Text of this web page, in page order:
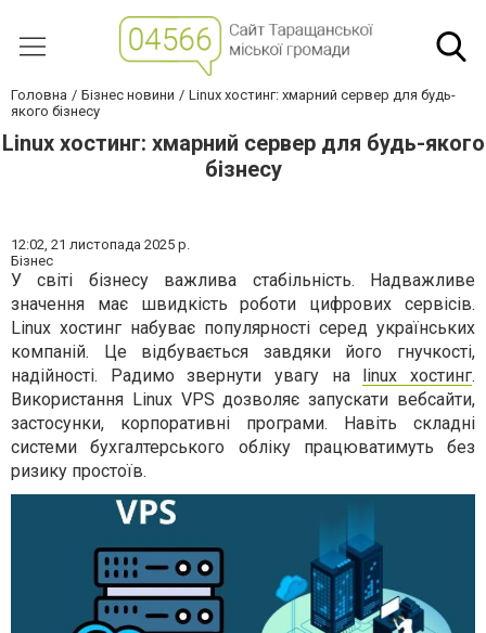
Головна Бізнес новини
Linux хостинг: хмарний сервер для будь-
якого бізнесу
Linux хостинг: хмарний сервер для будь-якого
бізнесу
12:02, 21 листопада 2025 р.
Бізнес
У світі бізнесу важлива стабільність. Надважливе
значення має швидкість роботи цифрових сервісів.
Linux хостинг набуває популярності серед українських
компаній. Це відбувається завдяки його гнучкості,
надійності. Радимо звернути увагу на linux хостинг.
Використання Linux VPS дозволяє запускати вебсайти,
застосунки, корпоративні програми. Навіть складні
системи бухгалтерського обліку працюватимуть без
ризику простоїв.